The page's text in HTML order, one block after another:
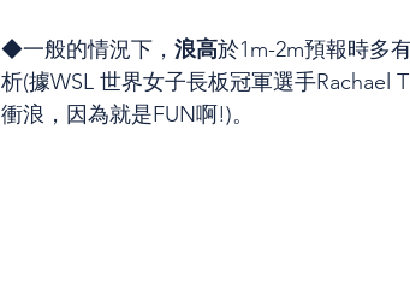
◆一般的情況下， 浪高於1m-2m預報時多
析(據WSL 世界女子長板冠軍選手Rachael
衝浪，因為就是FUN啊!)。